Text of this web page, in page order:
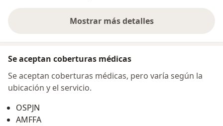
Mostrar más detalles
sobre la dirección
Se aceptan coberturas médicas
Se aceptan coberturas médicas, pero varía según la
ubicación y el servicio.
OSPJN
AMFFA